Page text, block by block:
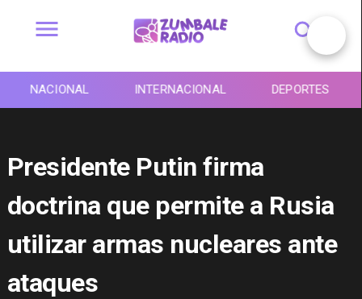
NACIONAL INTERNACIONAL DEPORTES
Presidente Putin firma
doctrina que permite a Rusia
utilizar armas nucleares ante
ataques